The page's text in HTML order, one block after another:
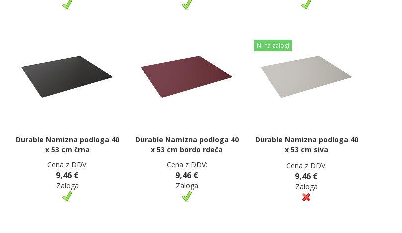
Durable Namizna podloga 40
x 53 cm črna
Cena z DDV:
9,46 €
Zaloga
Durable Namizna podloga 40
x 53 cm bordo rdeča
Cena z DDV:
9,46 €
Zaloga
Ni na zalogi
Durable Namizna podloga 40
x 53 cm siva
Cena z DDV:
9,46 €
Zaloga